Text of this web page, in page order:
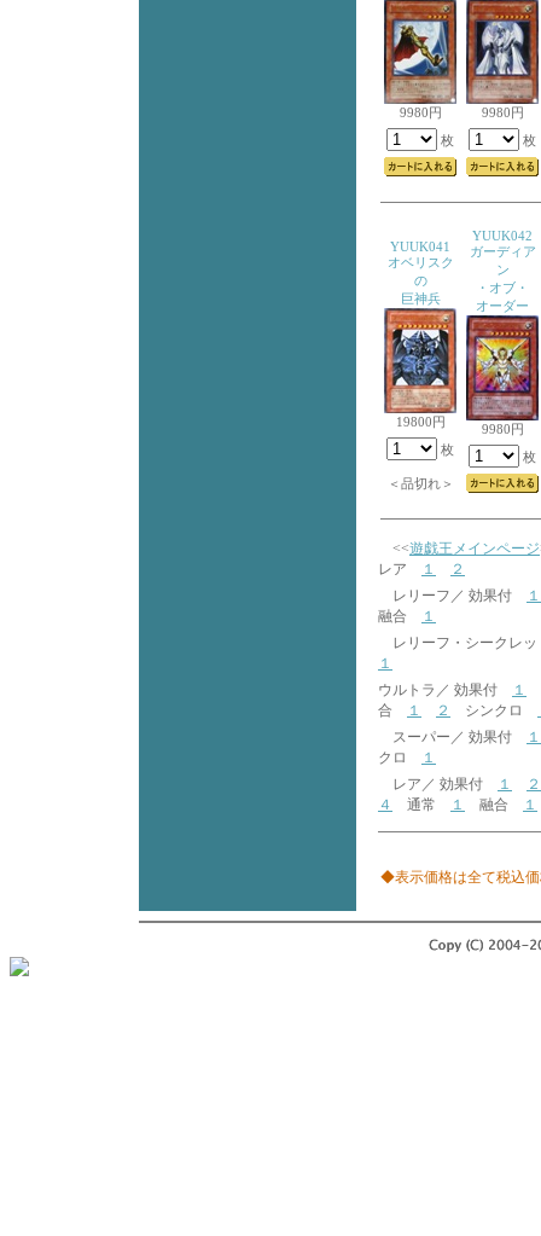
9980円
枚
9980円
枚
YUUK041
オベリスク
の
巨神兵
19800円
枚
＜品切れ＞
YUUK042
ガーディア
ン
・オブ・
オーダー
9980円
枚
<<遊戯王メインページ
レア
１
２
レリーフ／ 効果付
１
融合
１
レリーフ・シークレ
１
ウルトラ／ 効果付
１
合
１ ２ シンクロ
スーパー／ 効果付
１
クロ
１
レア／ 効果付
１
２
４
通常 １ 融合 １
◆表示価格は全て税込